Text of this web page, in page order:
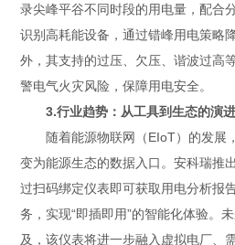
录尖峰平谷不同时段的用电量，配合
识别高耗能设备，通过错峰用电策略
外，其支持的过压、欠压、谐波过高
警电气火灾风险，保障用电安全。
3.行业趋势：从工具到生态的演进
随着能源物联网（EIoT）的发展
变为能源生态的数据入口。安科瑞推
过扫码绑定仪表即可获取用电分析报
务，实现“即插即用”的智能化体验。
及，该仪表将进一步融入虚拟电厂、